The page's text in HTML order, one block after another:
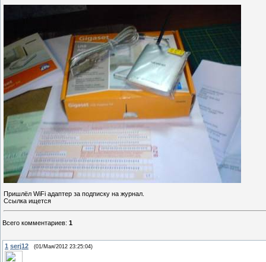
Пришлёл WiFi адаптер за подписку на журнал.
Ссылка ищется
Всего комментариев: 1
1 serj12 (01/Мая/2012 23:25:04)